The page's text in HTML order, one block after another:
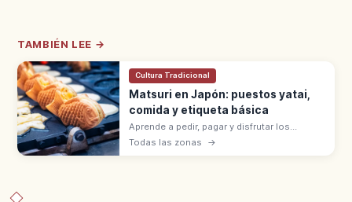
TAMBIÉN LEE →
Cultura Tradicional
Matsuri en Japón: puestos yatai,
comida y etiqueta básica
Aprende a pedir, pagar y disfrutar los
puestos de comida en los matsuri de
Todas las zonas →